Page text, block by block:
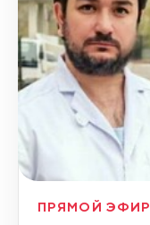
ПРЯМОЙ ЭФИР